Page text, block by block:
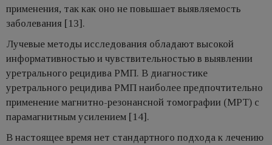
применения, так как оно не повышает выявляемость
заболевания [13].
Лучевые методы исследования обладают высокой
информативностью и чувствительностью в выявлении
уретрального рецидива РМП. В диагностике
уретрального рецидива РМП наиболее предпочтительно
применение магнитно-резонансной томографии (МРТ) с
парамагнитным усилением [14].
В настоящее время нет стандартного подхода к лечению